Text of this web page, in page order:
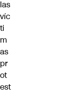
las
víc
ti
m
as
pr
ot
est